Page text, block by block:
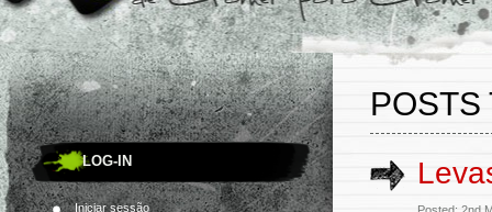
LOG-IN
Iniciar sessão
POSTS